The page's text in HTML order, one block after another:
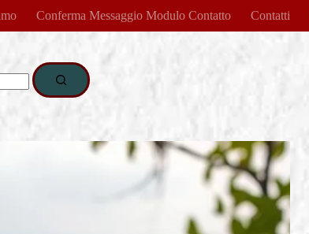
Conferma Messaggio Modulo Contatto Contatti